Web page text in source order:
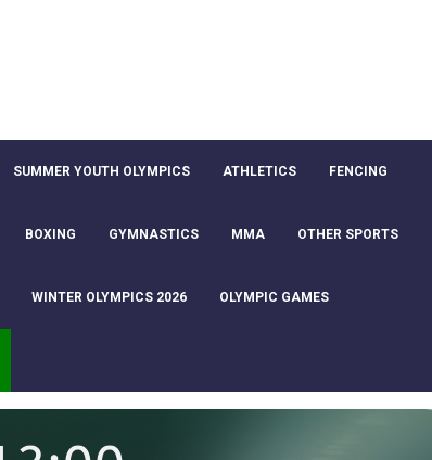
SUMMER YOUTH OLYMPICS ATHLETICS FENCING
BOXING GYMNASTICS MMA OTHER SPORTS
WINTER OLYMPICS 2026 OLYMPIC GAMES